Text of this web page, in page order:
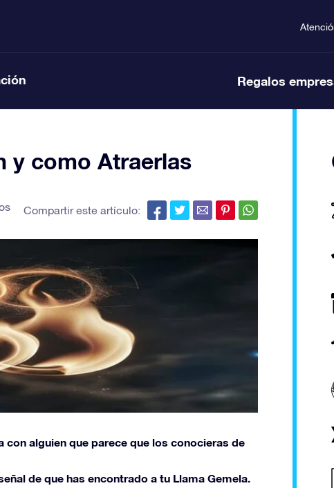
Regalos
y como Atraerlas
Compartir este artículo:
alguien que parece que los conocieras de
de que has encontrado a tu Llama Gemela.